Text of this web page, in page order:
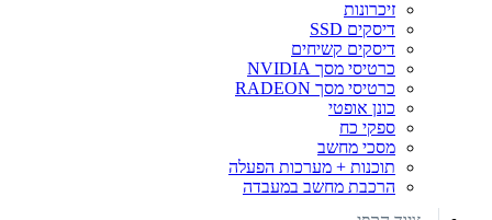
זיכרונות
דיסקים SSD
דיסקים קשיחים
כרטיסי מסך NVIDIA
כרטיסי מסך RADEON
כונן אופטי
ספקי כח
מסכי מחשב
תוכנות + מערכות הפעלה
הרכבת מחשב במעבדה